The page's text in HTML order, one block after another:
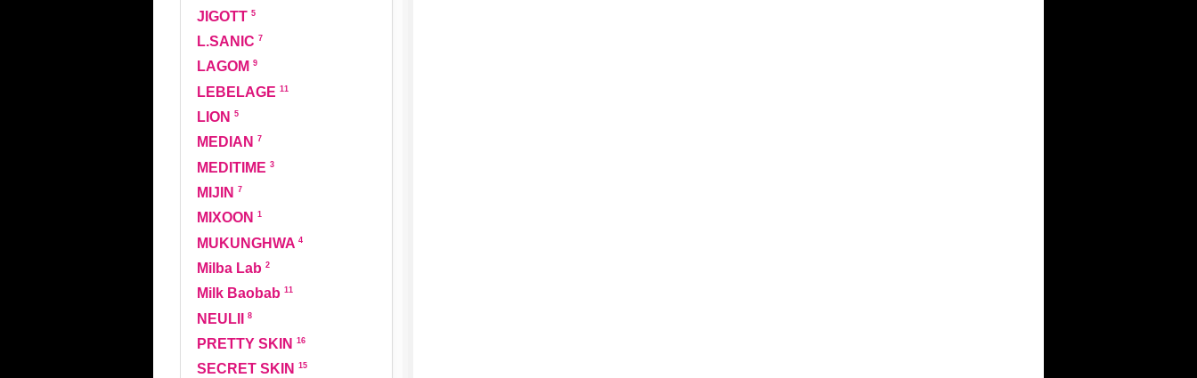
JIGOTT 5
L.SANIC 7
LAGOM 9
LEBELAGE 11
LION 5
MEDIAN 7
MEDITIME 3
MIJIN 7
MIXOON 1
MUKUNGHWA 4
Milba Lab 2
Milk Baobab 11
NEULII 8
PRETTY SKIN 16
SECRET SKIN 15